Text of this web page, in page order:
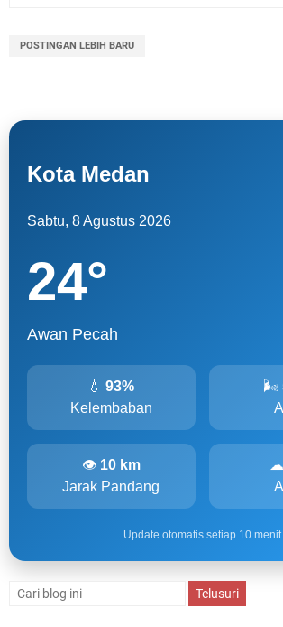
POSTINGAN LEBIH BARU
Kota Medan
Sabtu, 8 Agustus 2026
24°
Awan Pecah
💧93%
Kelembaban
🌬
👁 10 km
Jarak Pandang
☁
Update otomatis setiap 10 menit